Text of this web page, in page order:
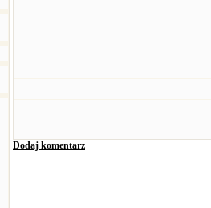
Dodaj komentarz